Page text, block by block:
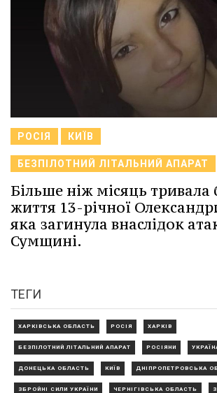
РОСІЯ КИЇВ
БЕЗПІЛОТНИЙ ЛІТАЛЬНИЙ АПАРАТ
Більше ніж місяць тривала
життя 13-річної
яка загинула внаслідок
Сумщині.
ТЕГИ
ХАРКІВСЬКА ОБЛАСТЬ РОСІЯ ХАРКІВ
БЕЗПІЛОТНИЙ ЛІТАЛЬНИЙ АПАРАТ РОСІЯНИ
ДОНЕЦЬКА ОБЛАСТЬ КИЇВ ДНІПРОПЕТРОВСЬКА
ЗБРОЙНІ СИЛИ УКРАЇНИ ЧЕРНІГІВСЬКА ОБЛАСТЬ